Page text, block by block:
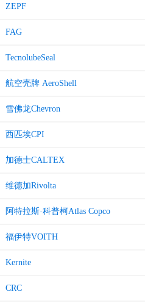
ZEPF
FAG
TecnolubeSeal
航空壳牌 AeroShell
雪佛龙Chevron
西匹埃CPI
加德士CALTEX
维德加Rivolta
阿特拉斯·科普柯Atlas Copco
福伊特VOITH
Kernite
CRC